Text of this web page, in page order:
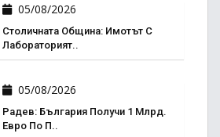
05/08/2026
Столичната Община: Имотът С
Лабораторият..
05/08/2026
Радев: България Получи 1 Млрд.
Евро По П..